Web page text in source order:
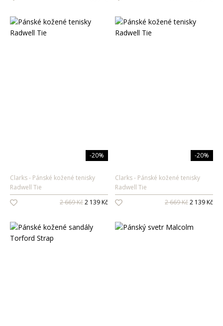
-20%
Clarks
Pánské kožené tenisky
Radwell Tie
2 669 Kč2 139 Kč
-20%
Clarks
Pánské kožené tenisky
Radwell Tie
2 669 Kč2 139 Kč